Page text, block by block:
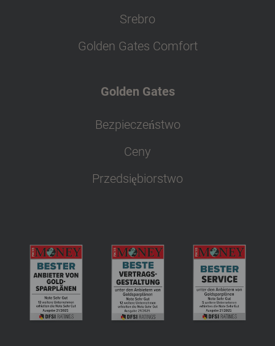
Srebro
Golden Gates Comfort
Golden Gates
Bezpieczeństwo
Ceny
Przedsiębiorstwo